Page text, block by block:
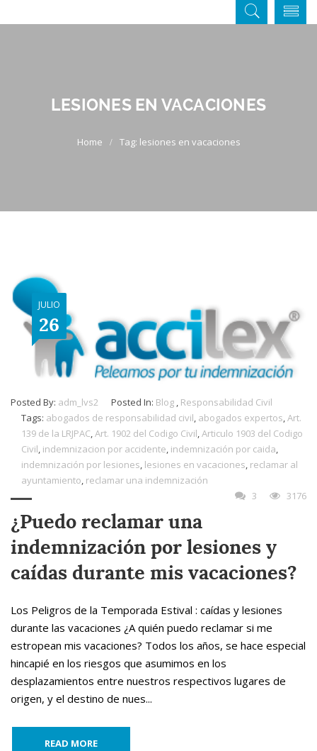
LESIONES EN VACACIONES
Tag: lesiones en vacaciones
JULIO
26
Posted By: adm_lvs2 Posted In: Blog , Responsabilidad Civil
Tags: abogados de responsabilidad civil, abogados expertos,Art.
139 de la LRJPAC,Art. 1902 del Codigo Civil,Articulo 1903 del Codigo
Civil, indemnizacion por accidente, indemnización por caida,
indemnización por lesiones, lesiones en vacaciones, reclamar al
ayuntamiento, reclamar una indemnización
3
3176
¿Puedo reclamar una
indemnización por lesiones y
caídas durante mis vacaciones?
Los Peligros de la Temporada Estival : caídas y lesiones
durante las vacaciones ¿A quién puedo reclamar si me
estropean mis vacaciones? Todos los años, se hace especial
hincapié en los riesgos que asumimos en los
desplazamientos entre nuestros respectivos lugares de
origen, y el destino de nues...
READ MORE